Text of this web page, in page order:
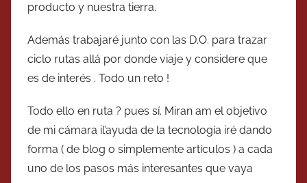
producto y nuestra tierra.
Además trabajaré junto con las D.O. para trazar
ciclo rutas allá por donde viaje y considere que
es de interés . Todo un reto !
Todo ello en ruta ? pues sí. Miran am el objetivo
de mi cámara il’ayuda de la tecnología iré dando
forma ( de blog o simplemente artículos ) a cada
uno de los pasos más interesantes que vaya